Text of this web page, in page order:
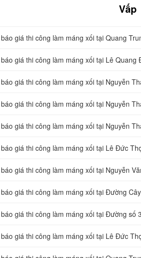
Vấp
giá thi công làm máng xối tại Quang
giá thi công làm máng xối tại Lê Quang
giá thi công làm máng xối tại Nguyễn
giá thi công làm máng xối tại Nguyễn
giá thi công làm máng xối tại Nguyễn
giá thi công làm máng xối tại Lê Đức
giá thi công làm máng xối tại Nguyễn
giá thi công làm máng xối tại Đường
giá thi công làm máng xối tại Đường số
giá thi công làm máng xối tại Lê Đức